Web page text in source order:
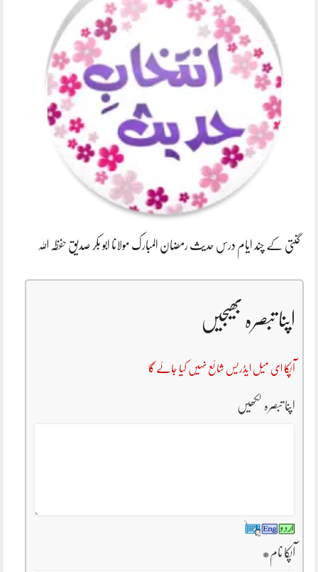
گنتی کے چند ایام درسِ حدیث رمضان المبارک مولانا ابو بکر صدیق حفظہ اللہ
اپنا تبصرہ بھیجیں
آپکا ای میل ایڈریس شائع نہیں کیا جائے گا
اپنا تبصرہ لکھیں
آپکا نام*